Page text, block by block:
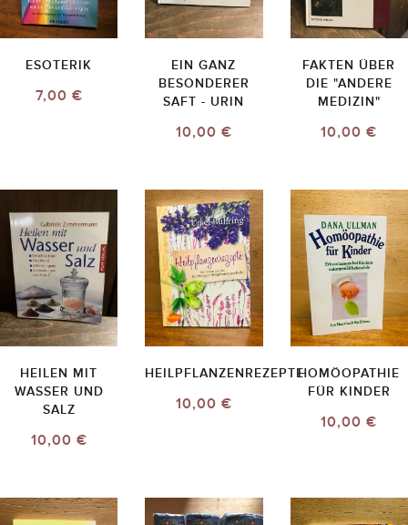
ESOTERIK
7,00 €
EIN GANZ
BESONDERER
SAFT - URIN
10,00 €
FAKTEN ÜBER
DIE "ANDERE
MEDIZIN"
10,00 €
HEILEN MIT
WASSER UND
SALZ
10,00 €
HEILPFLANZENREZEPTE
10,00 €
HOMÖOPATHIE
FÜR KINDER
10,00 €